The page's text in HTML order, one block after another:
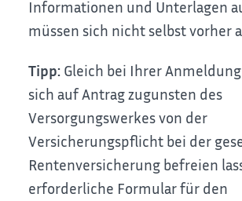
Informationen und Unterlagen
müssen sich nicht selbst vorher
Tipp: Gleich bei Ihrer
sich auf Antrag zugunsten des
Versorgungswerkes von der
Versicherungspflicht bei der
Rentenversicherung befreien
erforderliche Formular für den